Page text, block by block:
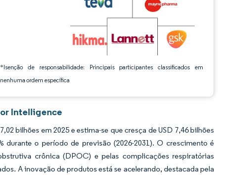
*Isenção de responsabilidade: Principais participantes classificados em
nenhuma ordem específica
Intelligence
bilhões em 2025 e estima-se que cresça de USD 7,46 bilhões
durante o período de previsão (2026-2031). O crescimento é
crônica (DPOC) e pelas complicações respiratórias
A inovação de produtos está se acelerando, destacada pela